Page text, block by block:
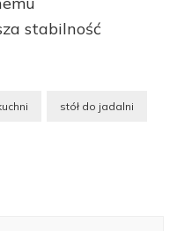
stabilność
stół do jadalni